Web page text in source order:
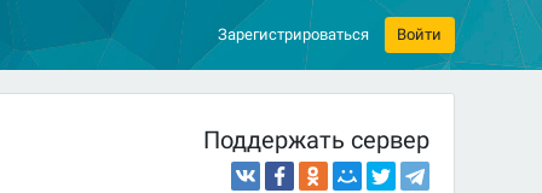
Зарегистрироваться Войти
Поддержать сервер